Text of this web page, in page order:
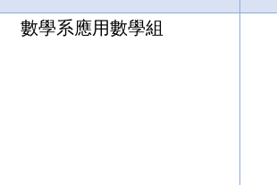
數學系應用數學組